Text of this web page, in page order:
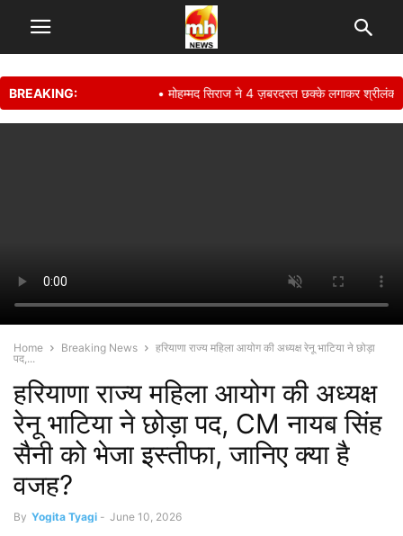
BREAKING: • मोहम्मद सिराज ने 4 ज़बरदस्त छक्के लगाकर श्रीलंका के
Home Breaking News
हरियाणा राज्य महिला आयोग की अध्यक्ष रेनू भाटिया ने छोड़ा
पद,...
हरियाणा राज्य महिला आयोग की अध्यक्ष
रेनू भाटिया ने छोड़ा पद, CM नायब सिंह
सैनी को भेजा इस्तीफा, जानिए क्या है
वजह?
By Yogita Tyagi - June 10, 2026